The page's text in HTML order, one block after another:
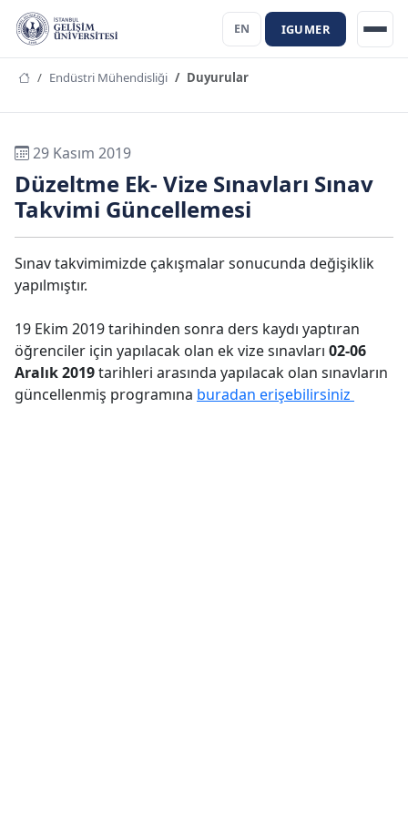
EN IGUMER
Endüstri Mühendisliği Duyurular
29 Kasım 2019
Düzeltme Ek- Vize Sınavları Sınav
Takvimi Güncellemesi
Sınav takvimimizde çakışmalar sonucunda değişiklik
yapılmıştır.
19 Ekim 2019 tarihinden sonra ders kaydı yaptıran
öğrenciler için yapılacak olan ek vize sınavları 02-06
Aralık 2019tarihleri arasında yapılacak olan sınavların
güncellenmiş programına buradan erişebilirsiniz